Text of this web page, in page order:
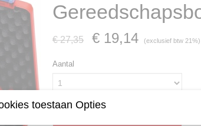
€ 27,35 € 19,14 (exclusief btw 21%)
Aantal
toestaan Opties